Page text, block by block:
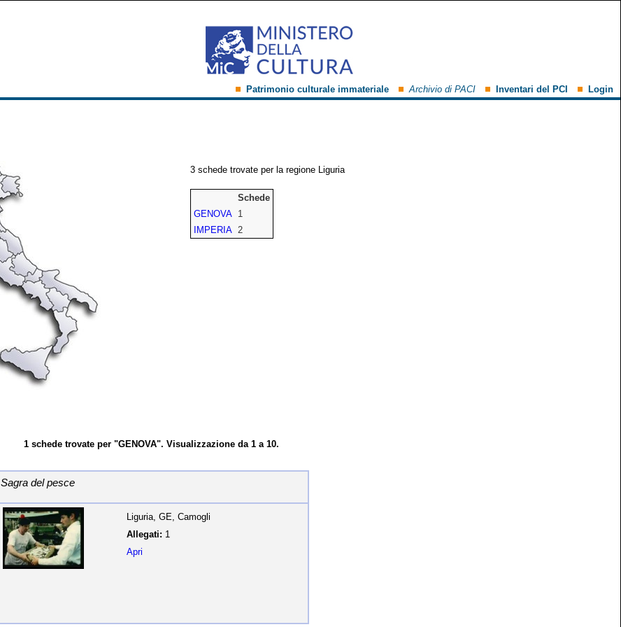
Patrimonio culturale immateriale Archivio di PACI Inventari del PCI Login
3 schede trovate per la regione Liguria
Schede
GENOVA
1
IMPERIA 2
1 schede trovate per "GENOVA". Visualizzazione da 1 a 10.
Sagra del pesce
Liguria, GE, Camogli
Allegati: 1
Apri